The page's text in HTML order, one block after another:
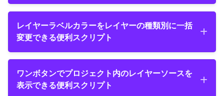
『Scliptlet』へスクリプトを書く、もしくはコピ
ペしてください。
プト（コンポジション設定済み）
レイヤーラベルカラーをレイヤーの種類別に一括
変更できる便利スクリプト
一括変更できる便利スクリプト
ワンボタンでプロジェクト内のレイヤーソースを
表示できる便利スクリプト